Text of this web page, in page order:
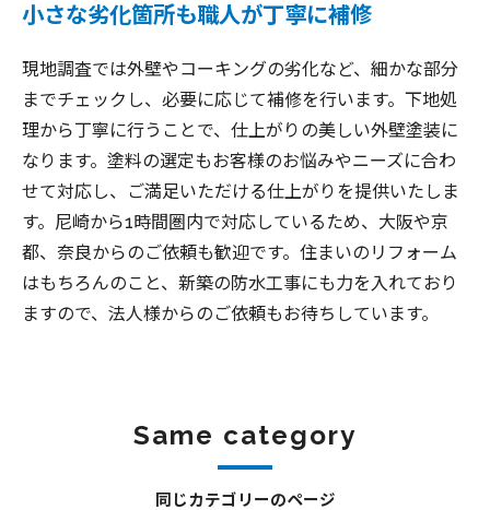
小さな劣化箇所も職人が丁寧に補修
現地調査では外壁やコーキングの劣化など、細かな部分
までチェックし、必要に応じて補修を行います。下地処
理から丁寧に行うことで、仕上がりの美しい外壁塗装に
なります。塗料の選定もお客様のお悩みやニーズに合わ
せて対応し、ご満足いただける仕上がりを提供いたしま
す。尼崎から1時間圏内で対応しているため、大阪や京
都、奈良からのご依頼も歓迎です。住まいのリフォーム
はもちろんのこと、新築の防水工事にも力を入れており
ますので、法人様からのご依頼もお待ちしています。
同じカテゴリーのページ
same category